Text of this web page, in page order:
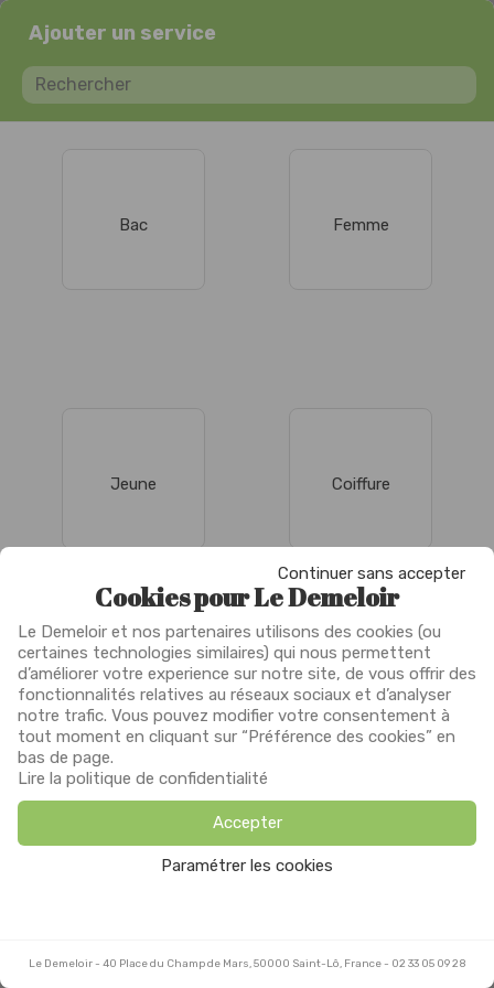
Ajouter un service
Bac Femme
Jeune Coiffure
Homme
Le Demeloir- 40 Place du Champ de Mars, 50000 Saint-Lô, France- 02 33 05 09 28
Continuer sans accepter
Cookies pour Le Demeloir
Le Demeloir et nos partenaires utilisons des cookies (ou
certaines technologies similaires) qui nous permettent
d’améliorer votre experience sur notre site, de vous offrir des
fonctionnalités relatives au réseaux sociaux et d’analyser
notre trafic. Vous pouvez modifier votre consentement à
tout moment en cliquant sur “Préférence des cookies” en
bas de page.
Lire la politique de confidentialité
Accepter
Paramétrer les cookies
Le Demeloir- 40 Place du Champ de Mars, 50000 Saint-Lô, France- 02 33 05 09 28